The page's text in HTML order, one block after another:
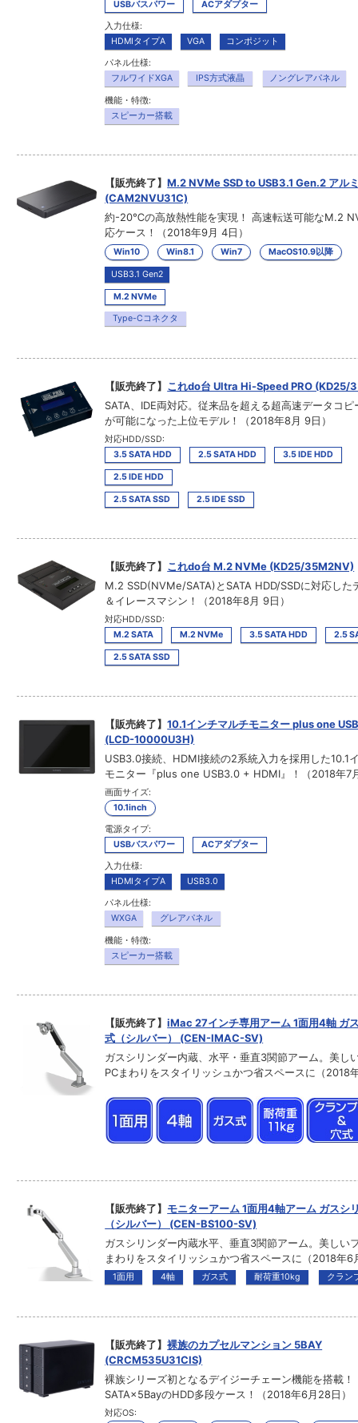
USBバスパワー
ACアダプター
入力仕様:
HDMIタイプA
VGA コンポジット
パネル仕様:
フルワイドXGA
IPS方式液晶 ノングレアパネル
機能・特徴:
スピーカー搭載
【販売終了】M.2 NVMe SSD to USB3.1 Gen.2 アル
(CAM2NVU31C)
約-20℃の高放熱性能を実現！ 高速転送可能なM.2
応ケース！（2018年9月 4日）
Win10 Win8.1 Win7 MacOS10.9以降
USB3.1 Gen2
M.2 NVMe
Type-Cコネクタ
【販売終了】 これdo台 Ultra Hi-Speed PRO (KD25/
SATA、IDE両対応。従来品を超える超高速データコ
が可能になった上位モデル！（2018年8月 9日）
対応HDD/SSD:
3.5 SATA HDD
2.5 SATA HDD 3.5 IDE HDD
2.5 IDE HDD
2.5 SATA SSD 2.5 IDE SSD
【販売終了】 これdo台 M.2 NVMe (KD25/35M2NV)
M.2 SSD(NVMe/SATA)とSATA HDD/SSDに対応した
＆イレースマシン！（2018年8月 9日）
対応HDD/SSD:
M.2 SATA
M.2 NVMe 3.5 SATA HDD 2.5
2.5 SATA SSD
【販売終了】10.1インチマルチモニター plus one
(LCD-10000U3H)
USB3.0接続、HDMI接続の2系統入力を採用した10.1
モニター『plus one USB3.0 + HDMI』！（2018年7
画面サイズ:
10.1inch
電源タイプ:
USBバスパワー
ACアダプター
入力仕様:
HDMIタイプA
USB3.0
パネル仕様:
WXGA
グレアパネル
機能・特徴:
スピーカー搭載
【販売終了】iMac 27インチ専用アーム 1面用4軸 ガ
式（シルバー） (CEN-IMAC-SV)
ガスシリンダー内蔵、水平・垂直3関節アーム。美し
PCまわりをスタイリッシュかつ省スペースに（2018
【販売終了】 モニターアーム 1面用4軸アーム ガスシ
（シルバー） (CEN-BS100-SV)
ガスシリンダー内蔵水平、垂直3関節アーム。美しい
まわりをスタイリッシュかつ省スペースに（2018年6
1面用 4軸 ガス式 耐荷重10kg クラン
【販売終了】裸族のカプセルマンション 5BAY
(CRCM535U31CIS)
裸族シリーズ初となるデイジーチェーン機能を搭載
SATA×5BayのHDD多段ケース！（2018年6月28日）
対応OS: